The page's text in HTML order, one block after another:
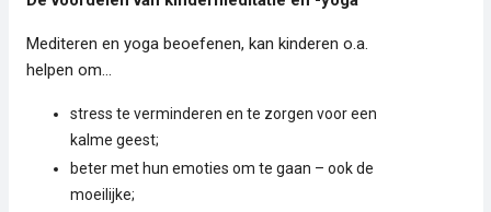
Mediteren en yoga beoefenen, kan kinderen o.a.
helpen om…
stress te verminderen en te zorgen voor een
kalme geest;
beter met hun emoties om te gaan – ook de
moeilijke;